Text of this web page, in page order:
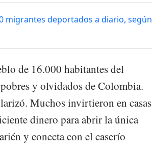
migrantes deportados a diario, según
de 16.000 habitantes del
y olvidados de Colombia.
Muchos invirtieron en casas
dinero para abrir la única
y conecta con el caserío